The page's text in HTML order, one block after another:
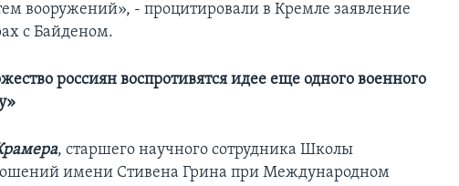
вооружений», - процитировали в Кремле заявление
с Байденом.
россиян воспротивятся идее еще одного военного
, старшего научного сотрудника Школы
имени Стивена Грина при Международном